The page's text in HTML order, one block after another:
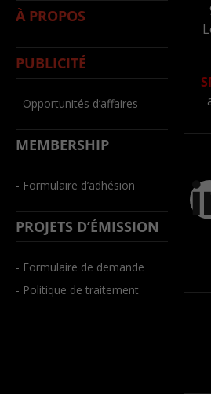
À PROPOS
PUBLICITÉ
- Opportunités d’affaires
MEMBERSHIP
- Formulaire d’adhésion
PROJETS D’ÉMISSION
- Formulaire de demande
- Politique de traitement